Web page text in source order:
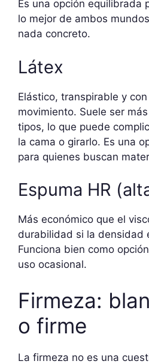
Es una opción equilibrada
lo mejor de ambos
nada concreto.
Látex
Elástico, transpirable y
movimiento. Suele ser
tipos, lo que puede
la cama o girarlo. Es una
para quienes buscan
Espuma HR
Más económico que el
durabilidad si la densidad
Funciona bien como
uso ocasional.
Firmeza:
o firme
La firmeza no es una